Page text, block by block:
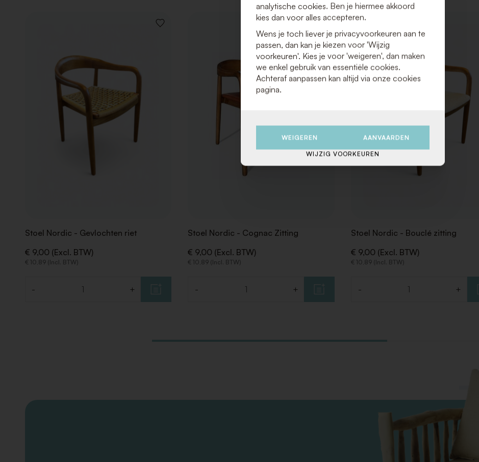
VOEG
Stoel Nordic - Gevlochten riet
€ 9,00 (Excl. BTW)
€ 10,89 (Incl. BTW)
- +
TOE
AAN
VERLANGLIJST
Stoel Nordic - Cognac Zitting
€ 9,00 (Excl. BTW)
€ 10,89 (Incl. BTW)
- +
Stoel Nordic - Bouclé zitting
€ 9,00 (Excl. BTW)
€ 10,89 (Incl. BTW)
- +
analytische cookies. Ben je hiermee akkoord
kies dan voor alles accepteren.
Wens je toch liever je privacyvoorkeuren aan te
passen, dan kan je kiezen voor 'Wijzig
voorkeuren'. Kies je voor 'weigeren', dan maken
we enkel gebruik van essentiële cookies.
Achteraf aanpassen kan altijd via onze cookies
pagina.
WEIGEREN AANVAARDEN
WIJZIG VOORKEUREN